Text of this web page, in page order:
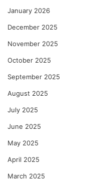
January 2026
December 2025
November 2025
October 2025
September 2025
August 2025
July 2025
June 2025
May 2025
April 2025
March 2025